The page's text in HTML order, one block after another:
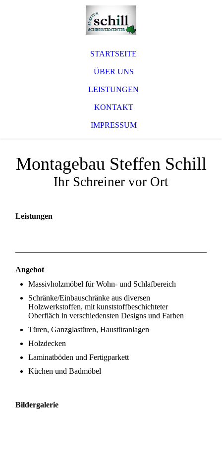
STARTSEITE
ÜBER UNS
LEISTUNGEN
KONTAKT
IMPRESSUM
Montagebau Steffen Schill
Ihr Schreiner vor Ort
Leistungen
Angebot
Massivholzmöbel für Wohn- und Schlafbereich
Schränke/Einbauschränke aus diversen
Holzwerkstoffen, mit kunststoffbeschichteter
Oberfläch in verschiedensten Designs und Farben
Türen, Ganzglastüren, Haustüranlagen
Holzdecken
Laminatböden und Fertigparkett
Küchen und Badmöbel
Bildergalerie